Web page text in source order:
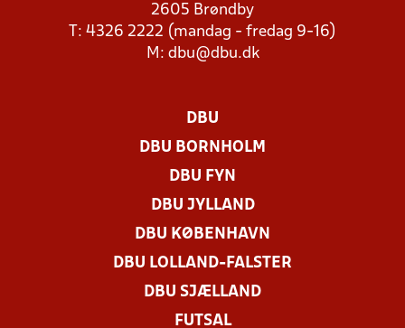
2605 Brøndby
T: 4326 2222 (mandag - fredag 9-16)
M: dbu@dbu.dk
DBU
DBU BORNHOLM
DBU FYN
DBU JYLLAND
DBU KØBENHAVN
DBU LOLLAND-FALSTER
DBU SJÆLLAND
FUTSAL